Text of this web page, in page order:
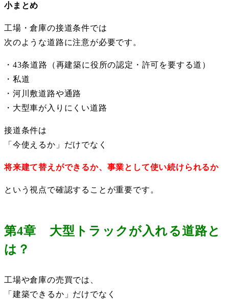
小まとめ
工場・倉庫の接道条件では
次のような道路に注意が必要です。
・43条道路（再建築に役所の認定・許可を要する道）
・私道
・河川敷道路や通路
・大型車が入りにくい道路
接道条件は
「今使えるか」だけでなく
将来建て替えができるか、事業として使い続けられるか
という視点で確認することが重要です。
第4章 大型トラックが入れる道路と
は？
工場や倉庫の売買では、
「建築できるか」だけでなく